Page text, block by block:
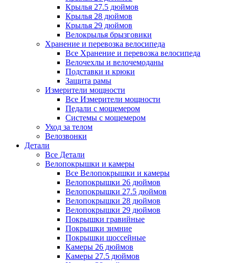
Крылья 27.5 дюймов
Крылья 28 дюймов
Крылья 29 дюймов
Велокрылья брызговики
Хранение и перевозка велосипеда
Все Хранение и перевозка велосипеда
Велочехлы и велочемоданы
Подставки и крюки
Защита рамы
Измерители мощности
Все Измерители мощности
Педали с мощемером
Системы с мощемером
Уход за телом
Велозвонки
Детали
Все Детали
Велопокрышки и камеры
Все Велопокрышки и камеры
Велопокрышки 26 дюймов
Велопокрышки 27.5 дюймов
Велопокрышки 28 дюймов
Велопокрышки 29 дюймов
Покрышки гравийные
Покрышки зимние
Покрышки шоссейные
Камеры 26 дюймов
Камеры 27.5 дюймов